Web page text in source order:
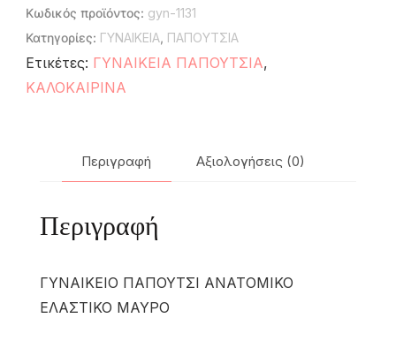
Κωδικός προϊόντος: gyn-1131
Κατηγορίες: ΓΥΝΑΙΚΕΙΑ, ΠΑΠΟΥΤΣΙΑ
Ετικέτες: ΓΥΝΑΙΚΕΙΑ ΠΑΠΟΥΤΣΙΑ,
ΚΑΛΟΚΑΙΡΙΝΑ
Περιγραφή Αξιολογήσεις (0)
Περιγραφή
ΓΥΝΑΙΚΕΙΟ ΠΑΠΟΥΤΣΙ ΑΝΑΤΟΜΙΚΟ
ΕΛΑΣΤΙΚΟ ΜΑΥΡΟ